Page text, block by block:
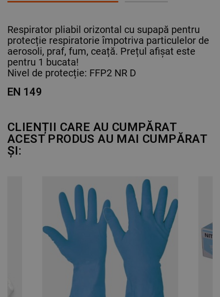
Respirator pliabil orizontal cu supapă pentru
protecție respiratorie împotriva particulelor de
aerosoli, praf, fum, ceață. Prețul afișat este
pentru 1 bucata!
Nivel de protecție: FFP2 NR D
EN 149
CLIENȚII CARE AU CUMPĂRAT
ACEST PRODUS AU MAI CUMPĂRAT
ȘI: